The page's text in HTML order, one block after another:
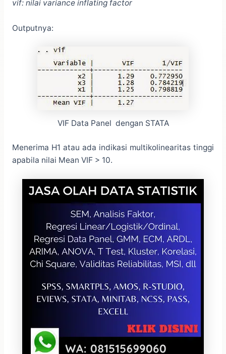
vif: nilai variance inflating factor
Outputnya:
VIF Data Panel dengan STATA
Menerima H1 atau ada indikasi multikolinearitas tinggi
apabila nilai Mean VIF > 10.